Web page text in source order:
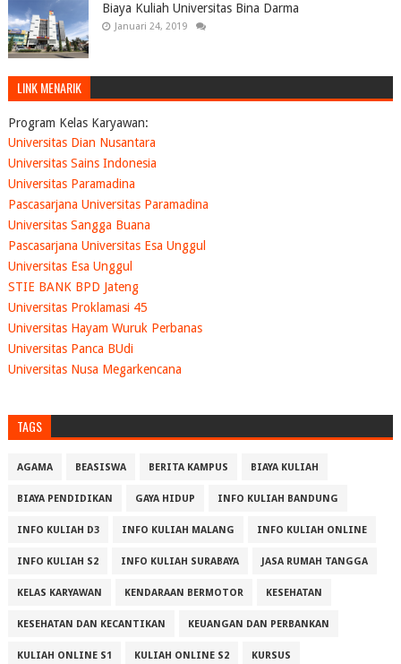
Biaya Kuliah Universitas Bina Darma
Januari 24, 2019
LINK MENARIK
Program Kelas Karyawan:
Universitas Dian Nusantara
Universitas Sains Indonesia
Universitas Paramadina
Pascasarjana Universitas Paramadina
Universitas Sangga Buana
Pascasarjana Universitas Esa Unggul
Universitas Esa Unggul
STIE BANK BPD Jateng
Universitas Proklamasi 45
Universitas Hayam Wuruk Perbanas
Universitas Panca BUdi
Universitas Nusa Megarkencana
TAGS
AGAMA BEASISWA BERITA KAMPUS BIAYA KULIAH
BIAYA PENDIDIKAN GAYA HIDUP INFO KULIAH BANDUNG
INFO KULIAH D3 INFO KULIAH MALANG INFO KULIAH ONLINE
INFO KULIAH S2 INFO KULIAH SURABAYA JASA RUMAH TANGGA
KELAS KARYAWAN KENDARAAN BERMOTOR KESEHATAN
KESEHATAN DAN KECANTIKAN KEUANGAN DAN PERBANKAN
KULIAH ONLINE S1 KULIAH ONLINE S2 KURSUS